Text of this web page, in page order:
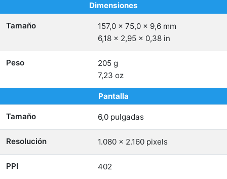
Dimensiones
Tamaño
157,0 x 75,0 x 9,6 mm
6,18 x 2,95 x 0,38 in
Peso
205 g
7,23 oz
Pantalla
Tamaño 6,0 pulgadas
Resolución 1.080 x 2.160 pixels
PPI 402